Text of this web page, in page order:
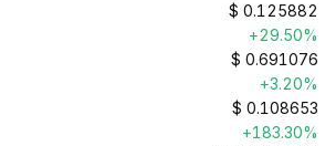
$ 0.125882
+29.50%
$ 0.691076
+3.20%
$ 0.108653
+183.30%